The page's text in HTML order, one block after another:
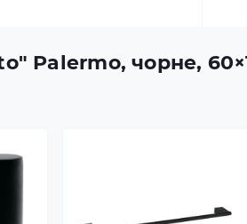
Palermo, чорне,